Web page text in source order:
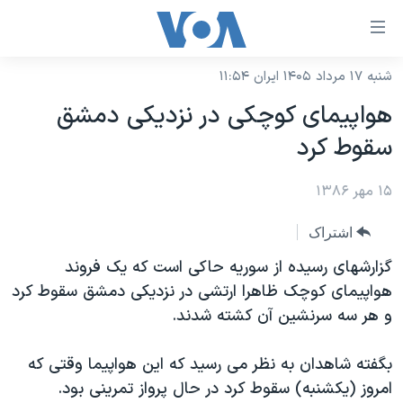
لینکهای
دسترسی
جهش
محتوای
اصلی
جهش
صفحه
اصلی
جهش
به
جستجو
نسخه سبک وب‌سایت
موضوع ها
ایران
آمریکا
جهان
ورزشی
گزیده‌ها
ویژه برنامه‌ها
ویدیوها
برنامه های تلویزیونی
جدول برنامه ها
صفحه‌های ویژه
جام جهانی ۲۰۲۶
عملیات خشم حماسی
بایگانی برنامه‌های تلویزیونی
فرکانس‌های صدای آمریکا
پخش رادیویی
یادگیری زبان انگلیسی
شنبه ۱۷ مرداد ۱۴۰۵ ایران ۱۱:۵۴
هواپيمای کوچکی در نزديکی دمشق
سقوط کرد
۱۵ مهر ۱۳۸۶
اشتراک
گزارشهای رسيده از سوريه حاکی است که يک فروند
هواپيمای کوچک ظاهرا ارتشی در نزديکی دمشق سقوط کرد
و هر سه سرنشين آن کشته شدند.
بگفته شاهدان به نظر می رسيد که اين هواپيما وقتی که
امروز (يکشنبه) سقوط کرد در حال پرواز تمرينی بود.